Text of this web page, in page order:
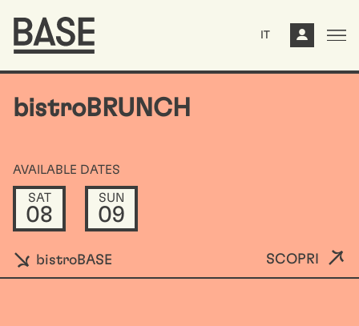
IT
bistroBRUNCH
AVAILABLE DATES
SAT
08
SUN
09
bistroBASE SCOPRI